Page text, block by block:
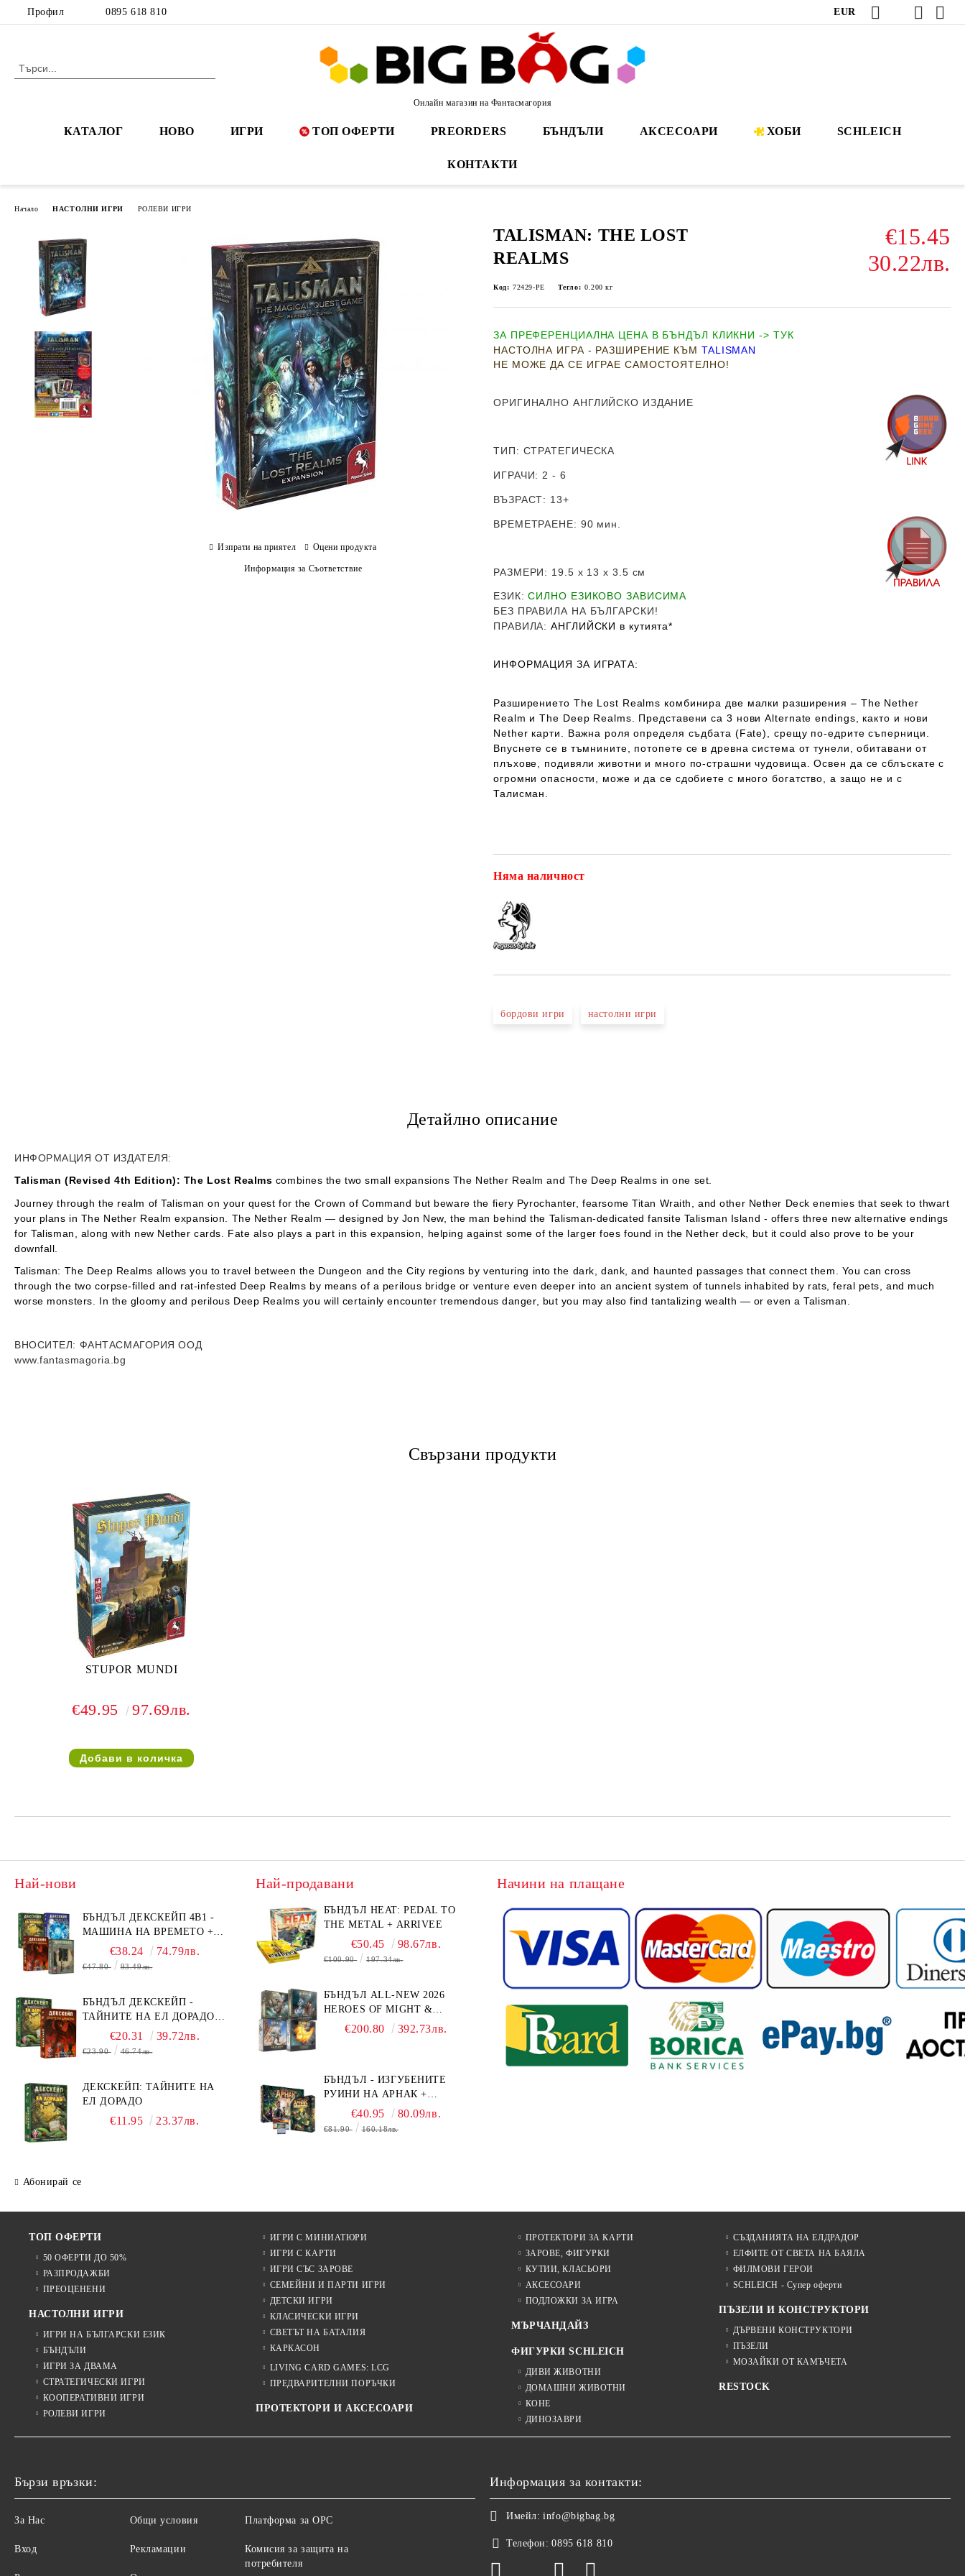
Профил 0895 618 810 EUR
Онлайн магазин на Фантасмагория
КАТАЛОГ НОВО ИГРИ ТОП ОФЕРТИ PREORDERS БЪНДЪЛИ АКСЕСОАРИ ХОБИ SCHLEICH
КОНТАКТИ
Начало НАСТОЛНИ ИГРИ РОЛЕВИ ИГРИ
TALISMAN: THE LOST
REALMS
€15.45
30.22лв.
Код: 72429-PE Тегло: 0.200 кг
ЗА ПРЕФЕРЕНЦИАЛНА ЦЕНА В БЪНДЪЛ КЛИКНИ -> ТУК
НАСТОЛНА ИГРА - РАЗШИРЕНИЕ КЪМ TALISMAN
НЕ МОЖЕ ДА СЕ ИГРАЕ САМОСТОЯТЕЛНО!
ОРИГИНАЛНО АНГЛИЙСКО ИЗДАНИЕ
ТИП: СТРАТЕГИЧЕСКА
ИГРАЧИ: 2 - 6
ВЪЗРАСТ: 13+
ВРЕМЕТРАЕНЕ: 90 мин.
РАЗМЕРИ: 19.5 х 13 х 3.5 см
ЕЗИК:СИЛНО ЕЗИКОВО ЗАВИСИМА
БЕЗ ПРАВИЛА НА БЪЛГАРСКИ!
ПРАВИЛА: АНГЛИЙСКИ в кутията*
ИНФОРМАЦИЯ ЗА ИГРАТА:
Разширението The Lost Realms комбинира две малки разширения – The Nether
Realm и The Deep Realms. Представени са 3 нови Alternate endings, както и нови
Nether карти. Важна роля определя съдбата (Fate), срещу по-едрите съперници.
Впуснете се в тъмнините, потопете се в древна система от тунели, обитавани от
плъхове, подивяли животни и много по-страшни чудовища. Освен да се сблъскате с
огромни опасности, може и да се сдобиете с много богатство, а защо не и с
Талисман.
Няма наличност
бордови игри настолни игри
Изпрати на приятел Оцени продукта
Информация за Съответствие
Детайлно описание
ИНФОРМАЦИЯ ОТ ИЗДАТЕЛЯ:
Talisman (Revised 4th Edition): The Lost Realms combines the two small expansions The Nether Realm and The Deep Realms in one set.
Journey through the realm ofTalisman on your quest for the Crown of Command but beware the fiery Pyrochanter, fearsome Titan Wraith, and other Nether Deck enemies that seek to thwart
your plans in The Nether Realm expansion. The Nether Realm — designed by Jon New, the man behind the Talisman-dedicated fansite Talisman Island - offers three new alternative endings
for Talisman, along with new Nether cards. Fate also plays a part in this expansion, helping against some of the larger foes found in the Nether deck, but it could also prove to be your
downfall.
Talisman: The Deep Realms allows you to travel between the Dungeon and the City regions by venturing into the dark, dank, and haunted passages that connect them. You can cross
through the two corpse-filled and rat-infested Deep Realms by means of a perilous bridge or venture even deeper into an ancient system of tunnels inhabited by rats, feral pets, and much
worse monsters. In the gloomy and perilous Deep Realms you will certainly encounter tremendous danger, but you may also find tantalizing wealth — or even a Talisman.
ВНОСИТЕЛ: ФАНТАСМАГОРИЯ ООД
www.fantasmagoria.bg
Свързани продукти
STUPOR MUNDI
€49.95 97.69лв.
Най-нови
БЪНДЪЛ ДЕКСКЕЙП 4В1 -
МАШИНА НА ВРЕМЕТО +
БЯГСТВО ОТ АЛКАТРАЗ +
ТАЙНИТЕ НА ЕЛ ДОРАДО +
€38.24 74.79лв.
€47.80 93.49лв.
БЪНДЪЛ ДЕКСКЕЙП -
ТАЙНИТЕ НА ЕЛ ДОРАДО +
ОЧИТЕ НА ДРАКОНА
€20.31 39.72лв.
€23.90 46.74лв.
ДЕКСКЕЙП: ТАЙНИТЕ НА
ЕЛ ДОРАДО
€11.95 23.37лв.
Абонирай се
Най-продавани
БЪНДЪЛ HEAT: PEDAL TO
THE METAL + ARRIVEE
€50.45 98.67лв.
€100.90 197.34лв.
БЪНДЪЛ ALL-NEW 2026
HEROES OF MIGHT &
MAGIC III: THE BOARD
€200.80 392.73лв.
БЪНДЪЛ - ИЗГУБЕНИТЕ
РУИНИ НА АРНАК +
ВОДАЧИ НА ЕКСПЕДИЦИИ
+ ПРОМО КАРТИ
€40.95 80.09лв.
€81.90 160.18лв.
Начини на плащане
ТОП ОФЕРТИ
50 ОФЕРТИ ДО 50%
РАЗПРОДАЖБИ
ПРЕОЦЕНЕНИ
НАСТОЛНИ ИГРИ
ИГРИ НА БЪЛГАРСКИ ЕЗИК
БЪНДЪЛИ
ИГРИ ЗА ДВАМА
СТРАТЕГИЧЕСКИ ИГРИ
КООПЕРАТИВНИ ИГРИ
РОЛЕВИ ИГРИ
ИГРИ С МИНИАТЮРИ
ИГРИ С КАРТИ
ИГРИ СЪС ЗАРОВЕ
СЕМЕЙНИ И ПАРТИ ИГРИ
ДЕТСКИ ИГРИ
КЛАСИЧЕСКИ ИГРИ
СВЕТЪТ НА БАТАЛИЯ
КАРКАСОН
LIVING CARD GAMES: LCG
ПРЕДВАРИТЕЛНИ ПОРЪЧКИ
ПРОТЕКТОРИ И АКСЕСОАРИ
ПРОТЕКТОРИ ЗА КАРТИ
ЗАРОВЕ, ФИГУРКИ
КУТИИ, КЛАСЬОРИ
АКСЕСОАРИ
ПОДЛОЖКИ ЗА ИГРА
МЪРЧАНДАЙЗ
ФИГУРКИ SCHLEICH
ДИВИ ЖИВОТНИ
ДОМАШНИ ЖИВОТНИ
КОНЕ
ДИНОЗАВРИ
СЪЗДАНИЯТА НА ЕЛДРАДОР
ЕЛФИТЕ ОТ СВЕТА НА БАЯЛА
ФИЛМОВИ ГЕРОИ
SCHLEICH - Супер оферти
ПЪЗЕЛИ И КОНСТРУКТОРИ
ДЪРВЕНИ КОНСТРУКТОРИ
ПЪЗЕЛИ
МОЗАЙКИ ОТ КАМЪЧЕТА
RESTOCK
Бързи връзки:
За Нас
Вход
Общи условия
Рекламации
Платформа за ОРС
Комисия за защита на
потребителя
Информация за контакти:
Имейл: info@bigbag.bg
Телефон: 0895 618 810